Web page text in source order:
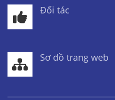
Đối tác
Sơ đồ trang web